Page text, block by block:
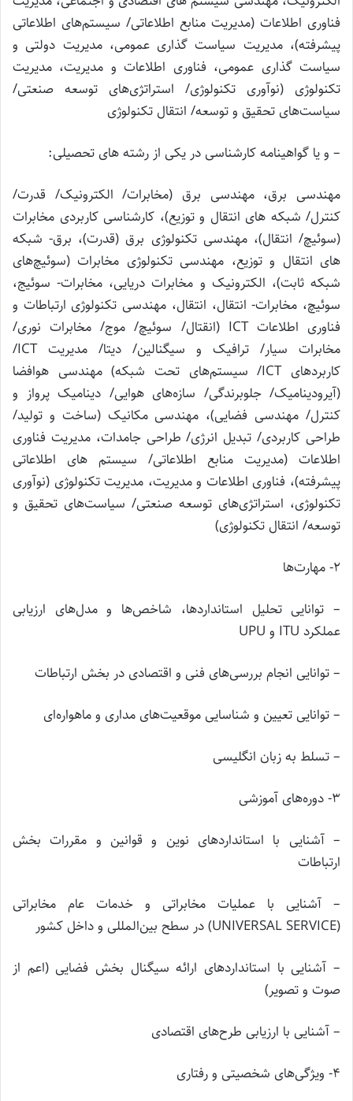
فناوری اطلاعات (مدیریت منابع اطلاعاتی/ سیستم‌های اطلاعاتی
پیشرفته)، مدیریت سیاست گذاری عمومی، مدیریت دولتی و
سیاست گذاری عمومی، فناوری اطلاعات و مدیریت، مدیریت
تکنولوژی (نوآوری تکنولوژی/ استراتژی‌های توسعه صنعتی/
سیاست‌های تحقیق و توسعه/ انتقال تکنولوژی
– و یا گواهینامه کارشناسی در یکی از رشته های تحصیلی:
مهندسی برق، مهندسی برق (مخابرات/ الکترونیک/ قدرت/
کنترل/ شبکه های انتقال و توزیع)، کارشناسی کاربردی مخابرات
(سوئیچ/ انتقال)، مهندسی تکنولوژی برق (قدرت)، برق- شبکه
های انتقال و توزیع، مهندسی تکنولوژی مخابرات (سوئیچ‌های
شبکه ثابت)، الکترونیک و مخابرات دریایی، مخابرات- سوئیج،
سوئیچ، مخابرات- انتقال، انتقال، مهندسی تکنولوژی ارتباطات و
فناوری اطلاعات ICT (انقتال/ سوئیچ/ موج/ مخابرات نوری/
مخابرات سیار/ ترافیک و سیگنالین/ دیتا/ مدیریت ICT/
کاربردهای ICT/ سیستم‌های تحت شبکه) مهندسی هوافضا
(آیرودینامیک/ جلوبرندگی/ سازه‌های هوایی/ دینامیک پرواز و
کنترل/ مهندسی فضایی)، مهندسی مکانیک (ساخت و تولید/
طراحی کاربردی/ تبدیل انرژی/ طراحی جامدات، مدیریت فناوری
اطلاعات (مدیریت منابع اطلاعاتی/ سیستم های اطلاعاتی
پیشرفته)، فناوری اطلاعات و مدیریت، مدیریت تکنولوژی (نوآوری
تکنولوژی، استراتژی‌های توسعه صنعتی/ سیاست‌های تحقیق و
توسعه/ انتقال تکنولوژی)
۲- مهارت‌ها
– توانایی تحلیل استانداردها، شاخص‌ها و مدل‌های ارزیابی
عملکرد ITU و UPU
– توانایی انجام بررسی‌های فنی و اقتصادی در بخش ارتباطات
– توانایی تعیین و شناسایی موقعیت‌های مداری و ماهواره‌ای
– تسلط به زبان انگلیسی
۳- دوره‌های آموزشی
– آشنایی با استانداردهای نوین و قوانین و مقررات بخش
ارتباطات
– آشنایی با عملیات مخابراتی و خدمات عام مخابراتی
(UNIVERSAL SERVICE) در سطح بین‌المللی و داخل کشور
– آشنایی با استانداردهای ارائه سیگنال بخش فضایی (اعم از
صوت و تصویر)
– آشنایی با ارزیابی طرح‌های اقتصادی
۴- ویژگی‌های شخصیتی و رفتاری